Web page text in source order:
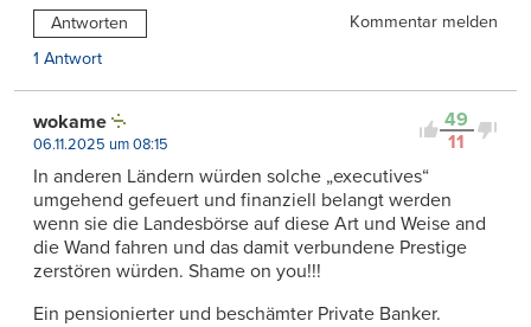
Antworten
Kommentar melden
1 Antwort
49
11
wokame
06.11.2025 um 08:15
In anderen Ländern würden solche „executives“
umgehend gefeuert und finanziell belangt werden
wenn sie die Landesbörse auf diese Art und Weise and
die Wand fahren und das damit verbundene Prestige
zerstören würden. Shame on you!!!
Ein pensionierter und beschämter Private Banker.